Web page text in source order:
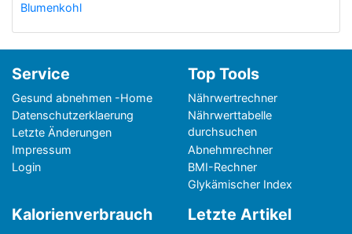
Blumenkohl
Service
Gesund abnehmen -Home
Datenschutzerklaerung
Letzte Änderungen
Impressum
Login
Top Tools
Nährwertrechner
Nährwerttabelle
durchsuchen
Abnehmrechner
BMI-Rechner
Glykämischer Index
Kalorienverbrauch Letzte Artikel